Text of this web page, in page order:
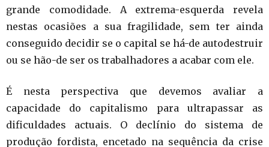
grande comodidade. A extrema-esquerda revela
nestas ocasiões a sua fragilidade, sem ter ainda
conseguido decidir se o capital se há-de autodestruir
ou se hão-de ser os trabalhadores a acabar com ele.
É nesta perspectiva que devemos avaliar a
capacidade do capitalismo para ultrapassar as
dificuldades actuais. O declínio do sistema de
produção fordista, encetado na sequência da crise